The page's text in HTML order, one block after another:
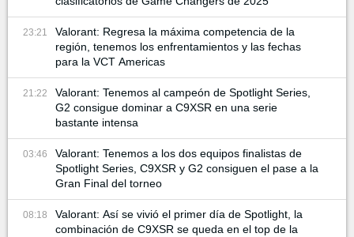
23:21
Valorant: Regresa la máxima competencia de la
región, tenemos los enfrentamientos y las fechas
para la VCT Americas
21:22
Valorant: Tenemos al campeón de Spotlight Series,
G2 consigue dominar a C9XSR en una serie
bastante intensa
03:46
Valorant: Tenemos a los dos equipos finalistas de
Spotlight Series, C9XSR y G2 consiguen el pase a la
Gran Final del torneo
08:18
Valorant: Así se vivió el primer día de Spotlight, la
combinación de C9XSR se queda en el top de la